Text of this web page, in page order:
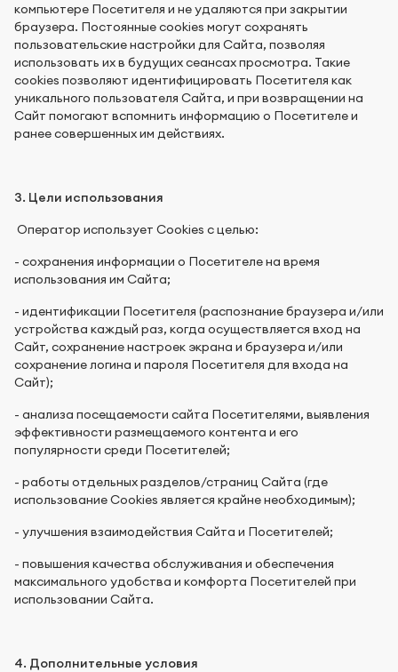
компьютере Посетителя и не удаляются при закрытии
браузера. Постоянные cookies могут сохранять
пользовательские настройки для Сайта, позволяя
использовать их в будущих сеансах просмотра. Такие
cookies позволяют идентифицировать Посетителя как
уникального пользователя Сайта, и при возвращении на
Сайт помогают вспомнить информацию о Посетителе и
ранее совершенных им действиях.
3. Цели использования
Оператор использует Cookies с целью:
- сохранения информации о Посетителе на время
использования им Сайта;
- идентификации Посетителя (распознание браузера и/или
устройства каждый раз, когда осуществляется вход на
Сайт, сохранение настроек экрана и браузера и/или
сохранение логина и пароля Посетителя для входа на
Сайт);
- анализа посещаемости сайта Посетителями, выявления
эффективности размещаемого контента и его
популярности среди Посетителей;
- работы отдельных разделов/страниц Сайта (где
использование Cookies является крайне необходимым);
- улучшения взаимодействия Сайта и Посетителей;
- повышения качества обслуживания и обеспечения
максимального удобства и комфорта Посетителей при
использовании Сайта.
4. Дополнительные условия